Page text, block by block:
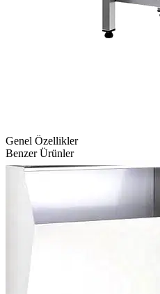
Genel Özellikler
Benzer Ürünler